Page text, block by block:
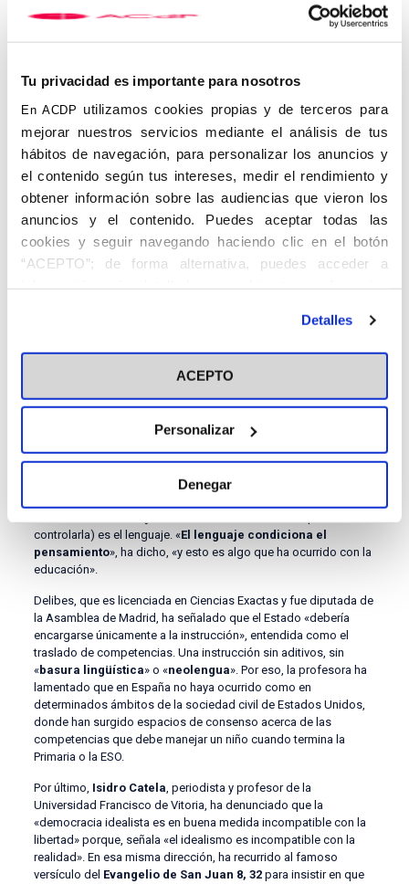
Tu privacidad es importante para nosotros
En ACDP utilizamos cookies propias y de terceros para
mejorar nuestros servicios mediante el análisis de tus
hábitos de navegación, para personalizar los anuncios y
el contenido según tus intereses, medir el rendimiento y
obtener información sobre las audiencias que vieron los
anuncios y el contenido. Puedes aceptar todas las
cookies y seguir navegando haciendo clic en el botón
“ACEPTO”; de forma alternativa, puedes acceder a
información más detallada y cambiar tus preferencias
en el botón "Personalizar". Para más información puedes
visitar nuestra Política de Cookies
Detalles
ACEPTO
Personalizar
Denegar
Autocensura y libertad de
pensamiento
Por eso ha dicho que, más que la censura, una de las mayores
amenazas del comunicador es la
: el miedo a decir
aquello que se piensa por temor a incomodar o ser señalado.
autocensura tiene peor arreglo, porque un día estás
pensamiento, la libertad de expresión no sirve de nada
es cierto, por qué periódico vas a hacer, qué columna vas a
miedo al qué dirán», ha concluido.
En tercer lugar ha intervenidoAlicia Delibes, educadora y
El suicidio de Occidente. La renuncia a la transmisión
controlarla) es el lenguaje. «El lenguaje condiciona el
pensamiento», ha dicho, «y esto es algo que ha ocurrido con la
educación».
Delibes, que es licenciada en Ciencias Exactas y fue diputada de
la Asamblea de Madrid, ha señalado que el Estado «debería
encargarse únicamente a la instrucción», entendida como el
traslado de competencias. Una instrucción sin aditivos, sin
«basura lingüística» o «neolengua». Por eso, la profesora ha
lamentado que en España no haya ocurrido como en
determinados ámbitos de la sociedad civil de Estados Unidos,
donde han surgido espacios de consenso acerca de las
competencias que debe manejar un niño cuando termina la
Primaria o la ESO.
Por último, Isidro Catela, periodista y profesor de la
Universidad Francisco de Vitoria, ha denunciado que la
«democracia idealista es en buena medida incompatible con la
libertad» porque, señala «el idealismo es incompatible con la
realidad». En esa misma dirección, ha recurrido al famoso
versículo del Evangelio de San Juan 8, 32para insistir en que